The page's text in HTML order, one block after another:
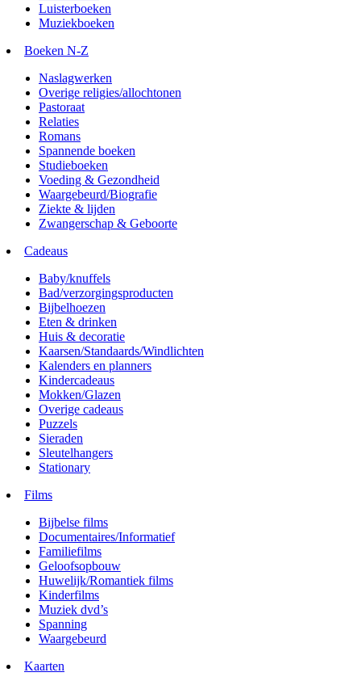
Luisterboeken
Muziekboeken
Boeken N-Z
Naslagwerken
Overige religies/allochtonen
Pastoraat
Relaties
Romans
Spannende boeken
Studieboeken
Voeding & Gezondheid
Waargebeurd/Biografie
Ziekte & lijden
Zwangerschap & Geboorte
Cadeaus
Baby/knuffels
Bad/verzorgingsproducten
Bijbelhoezen
Eten & drinken
Huis & decoratie
Kaarsen/Standaards/Windlichten
Kalenders en planners
Kindercadeaus
Mokken/Glazen
Overige cadeaus
Puzzels
Sieraden
Sleutelhangers
Stationary
Films
Bijbelse films
Documentaires/Informatief
Familiefilms
Geloofsopbouw
Huwelijk/Romantiek films
Kinderfilms
Muziek dvd’s
Spanning
Waargebeurd
Kaarten